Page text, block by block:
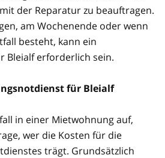
der Reparatur zu beauftragen.
am Wochenende oder wenn
besteht, kann ein
Bleialf erforderlich sein.
für Bleialf
in einer Mietwohnung auf,
wer die Kosten für die
trägt. Grundsätzlich